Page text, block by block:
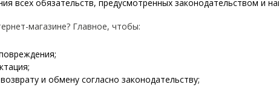
всех обязательств, предусмотренных законодательством и
магазине? Главное, чтобы:
и обмену согласно законодательству;